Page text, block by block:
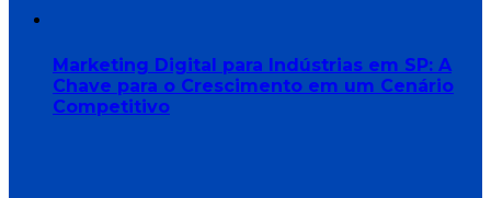
Marketing Digital para Indústrias em SP: A
Chave para o Crescimento em um Cenário
Competitivo